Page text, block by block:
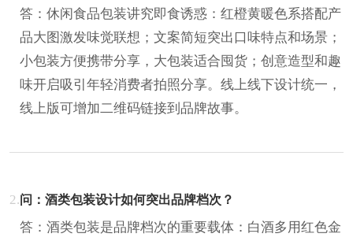
答：休闲食品包装讲究即食诱惑：红橙黄暖色系搭配产
品大图激发味觉联想；文案简短突出口味特点和场景；
小包装方便携带分享，大包装适合囤货；创意造型和趣
味开启吸引年轻消费者拍照分享。线上线下设计统一，
线上版可增加二维码链接到品牌故事。
2.问：酒类包装设计如何突出品牌档次？
答：酒类包装是品牌档次的重要载体：白酒多用红色金